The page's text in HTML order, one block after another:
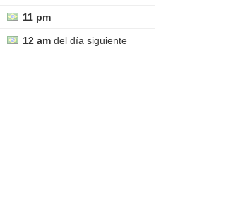
11 pm
12 am del día siguiente